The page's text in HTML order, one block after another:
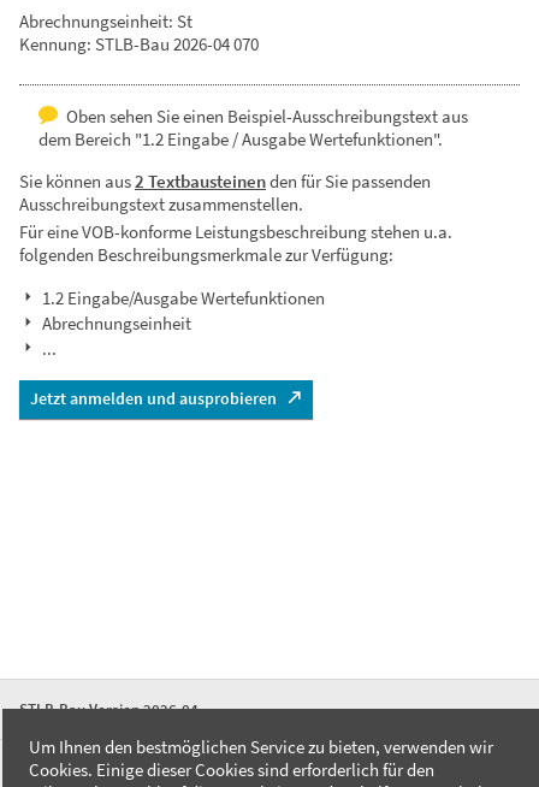
Abrechnungseinheit: St
Kennung: STLB-Bau 2026-04 070
Oben sehen Sie einen Beispiel-Ausschreibungstext aus
dem Bereich "1.2 Eingabe / Ausgabe Wertefunktionen".
Sie können aus2 Textbausteinenden für Sie passenden
Ausschreibungstext zusammenstellen.
Für eine VOB-konforme Leistungsbeschreibung stehen u.a.
folgenden Beschreibungsmerkmale zur Verfügung:
1.2 Eingabe/Ausgabe Wertefunktionen
Abrechnungseinheit
...
Jetzt anmelden und ausprobieren
STLB-Bau Version 2026-04
FAQ
Um Ihnen den bestmöglichen Service zu bieten, verwenden wir
Cookies. Einige dieser Cookies sind erforderlich für den